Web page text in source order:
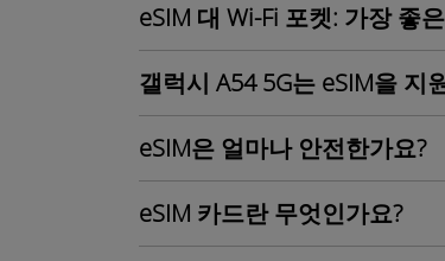
eSIM 대 Wi-Fi 포켓: 가장 좋
갤럭시 A54 5G는 eSIM을 지
eSIM은 얼마나 안전한가요?
eSIM 카드란 무엇인가요?